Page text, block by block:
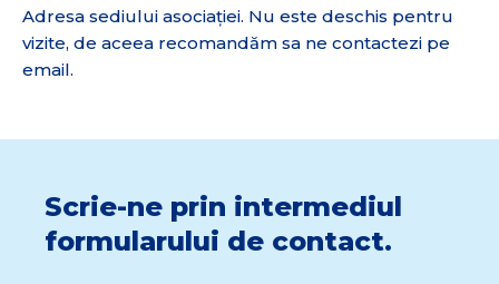
Adresa sediului asociației. Nu este deschis pentru
vizite, de aceea recomandăm sa ne contactezi pe
email.
Scrie-ne prin intermediul
formularului de contact.